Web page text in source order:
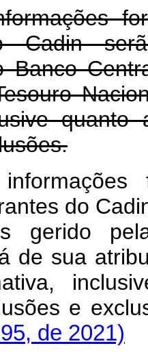
Cadin
Banco
quanto
do
gerido
de sua
e
de 2021)